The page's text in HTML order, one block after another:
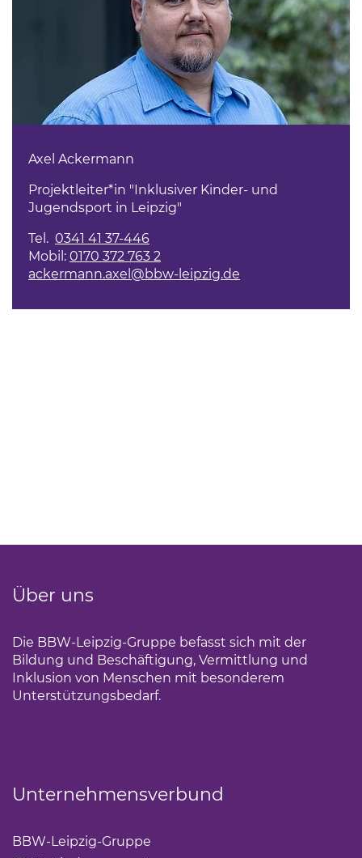
Axel Ackermann
Projektleiter*in "Inklusiver Kinder- und
Jugendsport in Leipzig"
Tel. 0341 41 37-446
Mobil: 0170 372 763 2
ackermann.axel@bbw-leipzig.de
Über uns
Die BBW-Leipzig-Gruppe befasst sich mit der
Bildung und Beschäftigung, Vermittlung und
Inklusion von Menschen mit besonderem
Unterstützungsbedarf.
Unternehmensverbund
BBW-Leipzig-Gruppe